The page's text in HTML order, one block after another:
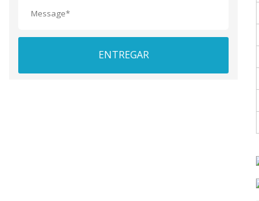
ENTREGAR